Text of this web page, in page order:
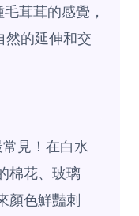
毛茸茸的感覺，
然的延伸和交
見！在白水
棉花、玻璃
顏色鮮豔刺